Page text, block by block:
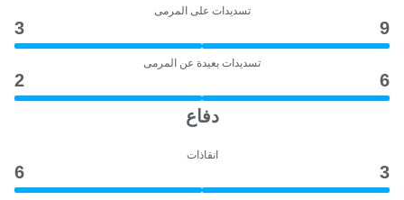
تسديدات على المرمى
9
3
تسديدات بعيدة عن المرمى
6
2
دفاع
انقاذات
3
6